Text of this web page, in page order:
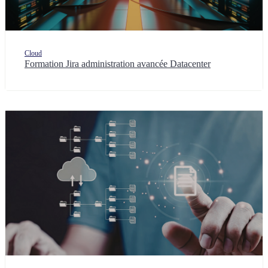
Cloud
Formation Jira administration avancée Datacenter